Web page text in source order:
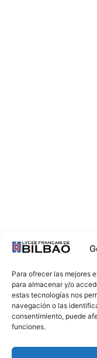
Para ofrecer las mejores
para almacenar y/o
estas tecnologías nos
navegación o las
consentimiento, puede
funciones.